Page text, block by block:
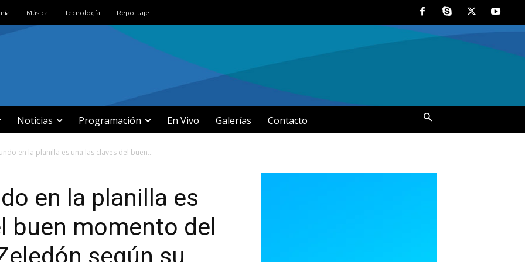
Música Tecnología Reportaje
Noticias Programación En Vivo Galerías Contacto
en la planilla es una las claves del buen...
en la planilla es
buen momento del
según su